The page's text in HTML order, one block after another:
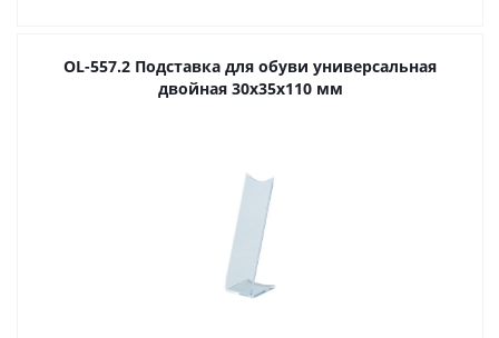
OL-557.2 Подставка для обуви универсальная
двойная 30х35х110 мм